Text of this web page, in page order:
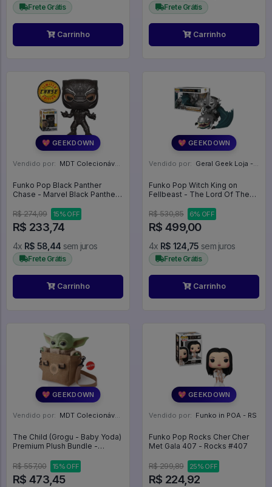
Frete Grátis
Carrinho
Frete Grátis
Carrinho
💖 GEEKDOWN
Vendido por: MDT Colecionáveis - DF
Funko Pop Black Panther
Chase - Marvel Black Panther
R$ 274,99
15% OFF
R$ 233,74
4x R$ 58,44 sem juros
Frete Grátis
Carrinho
💖 GEEKDOWN
Vendido por: Geral Geek Loja - SP
Funko Pop Witch King on
Fellbeast - The Lord Of The
R$ 530,85
6% OFF
R$ 499,00
4x R$ 124,75 sem juros
Frete Grátis
Carrinho
💖 GEEKDOWN
Vendido por: MDT Colecionáveis - DF
The Child (Grogu - Baby Yoda)
Premium Plush Bundle -
Mandalorian
R$ 557,00 15% OFF
R$ 473,45
💖 GEEKDOWN
Vendido por: Funko in POA - RS
Funko Pop Rocks Cher Cher
Met Gala 407 - Rocks #407
R$ 299,89 25% OFF
R$ 224,92